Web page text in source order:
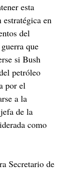
esta
en
del
que
si Bush
petróleo
por el
a la
de la
como
Secretario de